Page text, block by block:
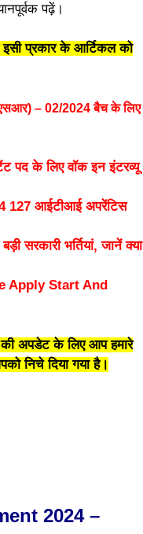
पढ़ें।
प्रकार के आर्टिकल को
– 02/2024 बैच के लिए
पद के लिए वॉक इन इंटरव्यू
127 आईटीआई अपरेंटिस
भर्तियां, जानें क्या
Apply Start And
अपडेट के लिए आप हमारे
निचे दिया गया है।
2024 –